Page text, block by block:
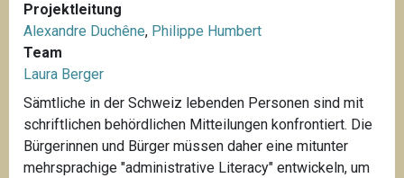
Projektleitung
Alexandre Duchêne, Philippe Humbert
Team
Laura Berger
Sämtliche in der Schweiz lebenden Personen sind mit
schriftlichen behördlichen Mitteilungen konfrontiert. Die
Bürgerinnen und Bürger müssen daher eine mitunter
mehrsprachige "administrative Literacy" entwickeln, um